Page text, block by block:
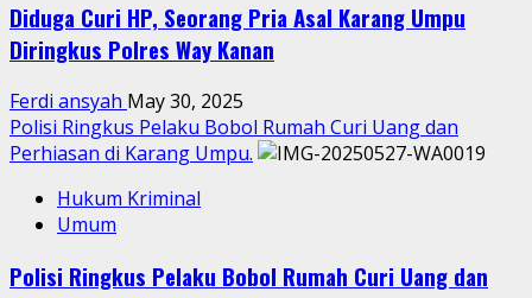
Diduga Curi HP, Seorang Pria Asal Karang Umpu
Diringkus Polres Way Kanan
Ferdi ansyah May 30, 2025
Polisi Ringkus Pelaku Bobol Rumah Curi Uang dan
Perhiasan di Karang Umpu.
Hukum Kriminal
Umum
Polisi Ringkus Pelaku Bobol Rumah Curi Uang dan